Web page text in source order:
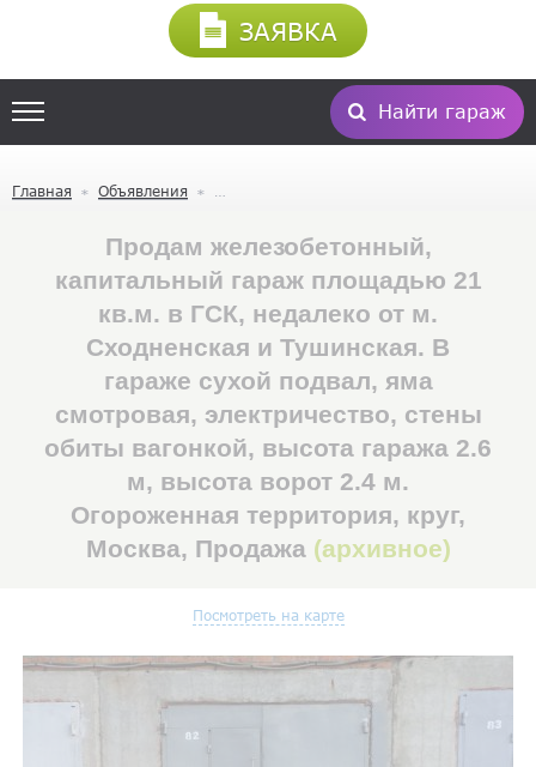
Найти гараж
ЗАЯВКА
Главная Объявления
Продам железобетонный,
капитальный гараж площадью 21
кв.м. в ГСК, недалеко от м.
Сходненская и Тушинская. В
гараже сухой подвал, яма
смотровая, электричество, стены
обиты вагонкой, высота гаража 2.6
м, высота ворот 2.4 м.
Огороженная территория, круг,
Москва, Продажа (архивное)
Посмотреть на карте